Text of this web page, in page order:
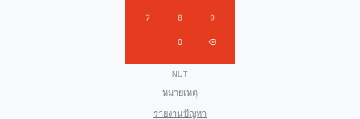
NUT
หมายเหตุ
รายงานปัญหา